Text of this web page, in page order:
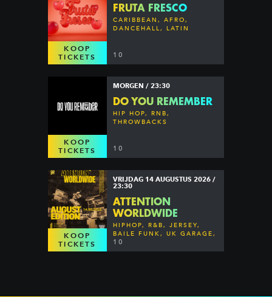
KOOP
TICKETS
FRUTA FRESCO
CARIBBEAN, AFRO,
DANCEHALL, LATIN
10
KOOP
TICKETS
MORGEN / 23:30
DO YOU REMEMBER
HIP HOP, RNB,
THROWBACKS
10
KOOP
TICKETS
VRIJDAG 14 AUGUSTUS 2026 /
23:30
ATTENTION
WORLDWIDE
HIPHOP, R&B, JERSEY,
BAILE FUNK, UK GARAGE,
DANCEHALL & MORE
10